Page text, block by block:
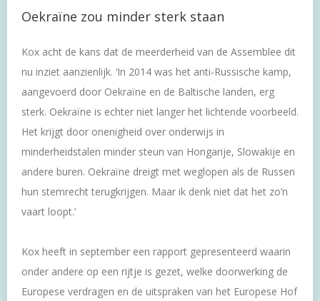
Oekraïne zou minder sterk staan
Kox acht de kans dat de meerderheid van de Assemblee dit
nu inziet aanzienlijk. ‘In 2014 was het anti-Russische kamp,
aangevoerd door Oekraïne en de Baltische landen, erg
sterk. Oekraïne is echter niet langer het lichtende voorbeeld.
Het krijgt door onenigheid over onderwijs in
minderheidstalen minder steun van Hongarije, Slowakije en
andere buren. Oekraïne dreigt met weglopen als de Russen
hun stemrecht terugkrijgen. Maar ik denk niet dat het zo’n
vaart loopt.’
Kox heeft in september een rapport gepresenteerd waarin
onder andere op een rijtje is gezet, welke doorwerking de
Europese verdragen en de uitspraken van het Europese Hof